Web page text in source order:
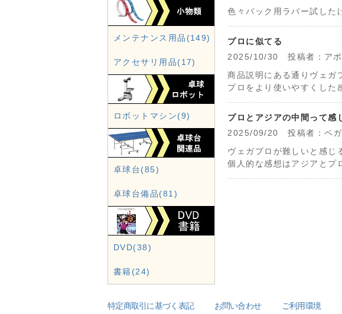
色々バック用ラバー試した
プロに似てる
2025/10/30 投稿者：アポ
商品説明にある通りヴェガ
プロをより使いやすくした
プロとアジアの中間って感
2025/09/20 投稿者：ペガ
ヴェガプロが難しいと感じ
個人的な感想はアジアとプ
メンテナンス用品(149)
アクセサリ用品(17)
ロボットマシン(9)
卓球台(85)
卓球台備品(81)
DVD(38)
書籍(24)
特定商取引に基づく表記 お問い合わせ ご利用環境